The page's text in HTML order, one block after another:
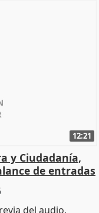
12:21
y Ciudadanía,
de entradas